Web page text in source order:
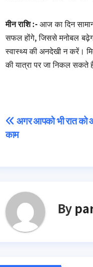
मीन राशि :- आज का दिन
सफल होंगे, जिससे मनोबल
स्वास्थ्य की अनदेखी न करें।
की यात्रा पर जा निकल सकते
Post
navigation
अगर आपको भी रात
काम
By